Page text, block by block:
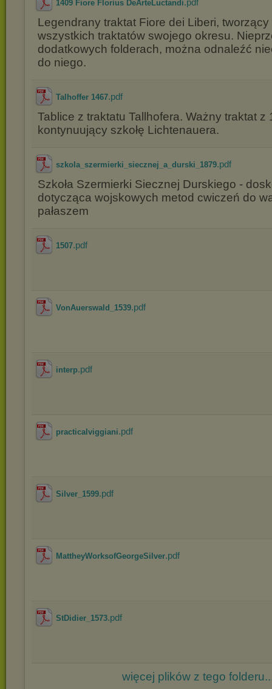
1409 Fiore Florius DeArteLuctandi.pdf
Legendrany traktat Fiore dei Liberi, tworzący
wszystkich traktatów swojego okresu.
dodatkowych folderach, można odnaleźć
do niego.
Talhoffer 1467.pdf
Tablice z traktatu Tallhofera. Ważny traktat z
kontynuujący szkołę Lichtenauera.
szkola_szermierki_siecznej_a_durski_1879.pdf
Szkoła Szermierki Siecznej Durskiego -
dotycząca wojskowych metod cwiczeń do
pałaszem
1507.pdf
VonAuerswald_1539.pdf
interp.pdf
practicalviggiani.pdf
Silver_1599.pdf
MattheyWorksofGeorgeSilver.pdf
StDidier_1573.pdf
więcej plików z tego